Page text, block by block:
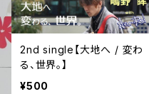
2nd single【大地へ / 変わ
る、世界。】
¥500